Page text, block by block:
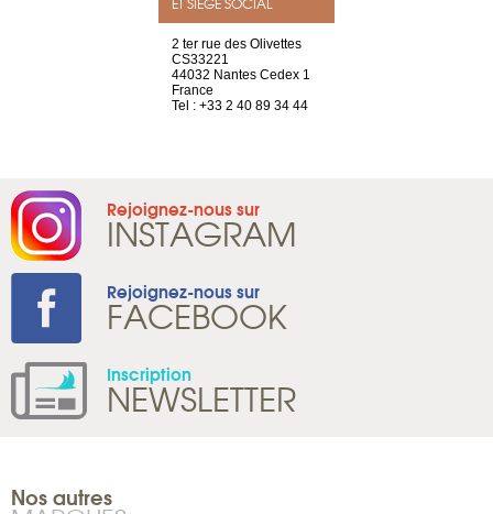
2 ter rue des Olivettes
CS33221
44032 Nantes Cedex 1
France
Tel : +33 2 40 89 34 44
Rejoignez-nous sur
INSTAGRAM
Rejoignez-nous sur
FACEBOOK
Inscription
NEWSLETTER
Nos autres